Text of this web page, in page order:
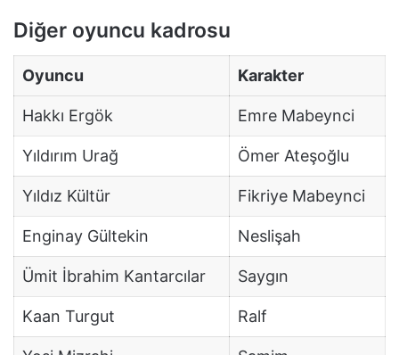
Diğer oyuncu kadrosu
Oyuncu Karakter
Hakkı Ergök Emre Mabeynci
Yıldırım Urağ Ömer Ateşoğlu
Yıldız Kültür Fikriye Mabeynci
Enginay Gültekin Neslişah
Ümit İbrahim Kantarcılar Saygın
Kaan Turgut Ralf